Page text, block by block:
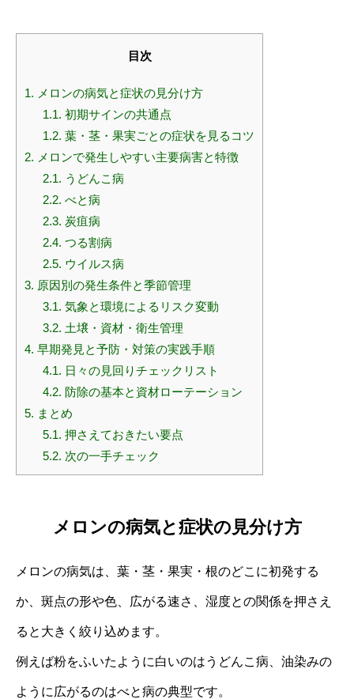
目次
1. メロンの病気と症状の見分け方
1.1. 初期サインの共通点
1.2. 葉・茎・果実ごとの症状を見るコツ
2. メロンで発生しやすい主要病害と特徴
2.1. うどんこ病
2.2. べと病
2.3. 炭疽病
2.4. つる割病
2.5. ウイルス病
3. 原因別の発生条件と季節管理
3.1. 気象と環境によるリスク変動
3.2. 土壌・資材・衛生管理
4. 早期発見と予防・対策の実践手順
4.1. 日々の見回りチェックリスト
4.2. 防除の基本と資材ローテーション
5. まとめ
5.1. 押さえておきたい要点
5.2. 次の一手チェック
メロンの病気と症状の見分け方
メロンの病気は、葉・茎・果実・根のどこに初発する
か、斑点の形や色、広がる速さ、湿度との関係を押さえ
ると大きく絞り込めます。
例えば粉をふいたように白いのはうどんこ病、油染みの
ように広がるのはべと病の典型です。